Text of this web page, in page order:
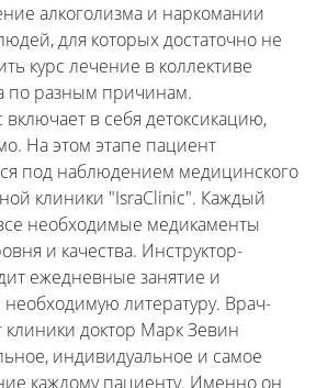
алкоголизма и наркомании
для которых достаточно не
курс лечение в коллективе
по разным причинам.
в себя детоксикацию,
На этом этапе пациент
под наблюдением медицинского
клиники "IsraClinic". Каждый
необходимые медикаменты
и качества. Инструктор-
ежедневные занятие и
литературу. Врач-
клиники доктор Марк Зевин
индивидуальное и самое
каждому пациенту. Именно он